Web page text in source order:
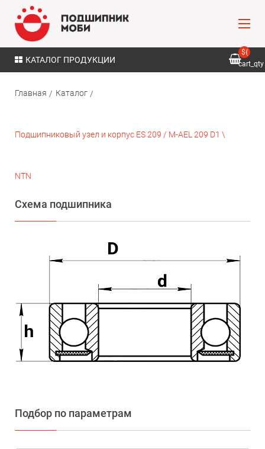
КАТАЛОГ ПРОДУКЦИИ
${
cart_qty
Главная Каталог
Подшипниковый узел и корпус ES 209 / M-AEL 209 D1 \
NTN
Схема подшипника
Подбор по параметрам